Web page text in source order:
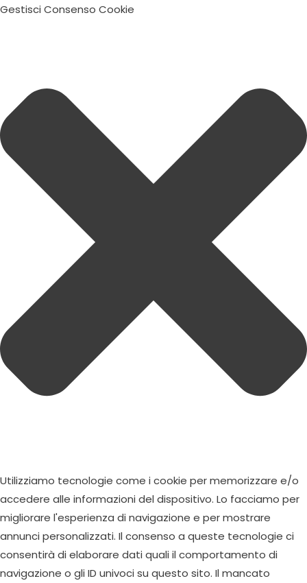
Gestisci Consenso Cookie
Utilizziamo tecnologie come i cookie per memorizzare e/o
accedere alle informazioni del dispositivo. Lo facciamo per
migliorare l'esperienza di navigazione e per mostrare
annunci personalizzati. Il consenso a queste tecnologie ci
consentirà di elaborare dati quali il comportamento di
navigazione o gli ID univoci su questo sito. Il mancato